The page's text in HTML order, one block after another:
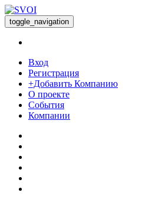
toggle_navigation
Вход
Регистрация
+Добавить Компанию
О проекте
События
Компании